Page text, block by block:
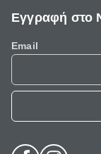
Εγγραφή στο
Email